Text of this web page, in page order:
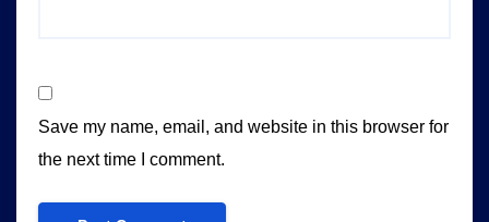
Save my name, email, and website in this browser for
the next time I comment.